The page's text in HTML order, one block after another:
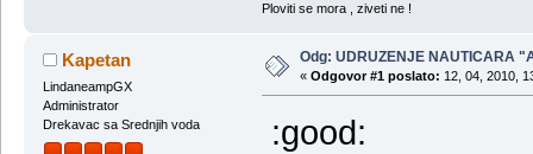
Ploviti se mora , ziveti ne !
Kapetan
LindaneampGX
Administrator
Drekavac sa Srednjih voda
Odg: UDRUZENJE NAUTICARA
« Odgovor #1 poslato: 12, 04, 2010,
:good: